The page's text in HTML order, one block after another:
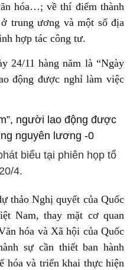
hóa…; về thí điểm thành
trung ương và một số địa
hợp tác công tư.
24/11 hàng năm là “Ngày
động được nghỉ làm việc
biểu tại phiên họp tổ
4.
thảo Nghị quyết của Quốc
Nam, thay mặt cơ quan
hóa và Xã hội của Quốc
sự cần thiết ban hành
hóa và triển khai thực hiện